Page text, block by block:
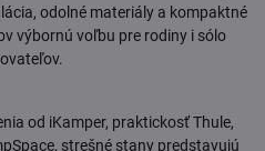
odolné materiály a kompaktné
výbornú voľbu pre rodiny i sólo
od iKamper, praktickosť Thule,
strešné stany predstavujú